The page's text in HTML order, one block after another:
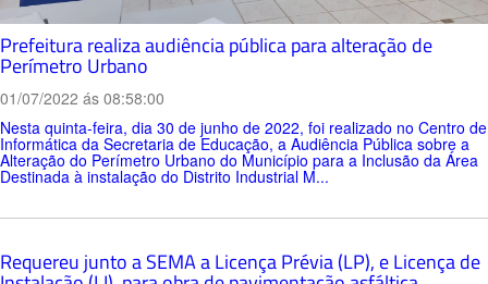
Prefeitura realiza audiência pública para alteração de
Perímetro Urbano
01/07/2022 ás 08:58:00
Nesta quinta-feira, dia 30 de junho de 2022, foi realizado no Centro de
Informática da Secretaria de Educação, a Audiência Pública sobre a
Alteração do Perímetro Urbano do Município para a Inclusão da Área
Destinada à instalação do Distrito Industrial M...
Requereu junto a SEMA a Licença Prévia (LP), e Licença de